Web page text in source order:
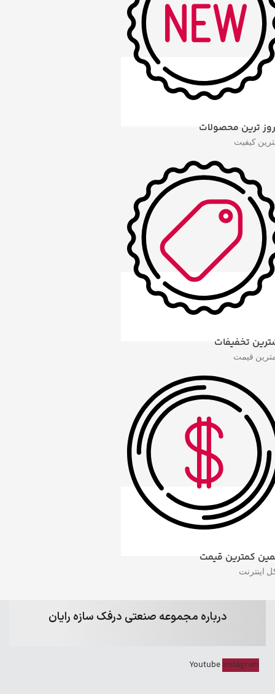
ترین محصولات
کیفیت
تخفیفات
قیمت
کمترین قیمت
اینترنت
درباره مجموعه صنعتی درفک سازه رایان
YoutubeInstagram